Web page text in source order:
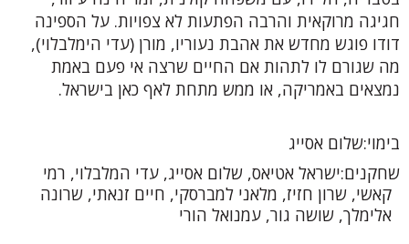
חגיגה מרוקאית והרבה הפתעות לא צפויות. על הספינה
דודו פוגש מחדש את אהבת נעוריו, מורן (עדי הימלבלוי),
מה שגורם לו לתהות אם החיים שרצה אי פעם באמת
נמצאים באמריקה, או ממש מתחת לאף כאן בישראל.
בימוי שלום אסייג
שחקנים ישראל אטיאס, שלום אסייג, עדי המלבלוי, רמי
קאשי, שרון חזיז, מלאני למברסקי, חיים זנאתי, שרונה
אלימלך, שושה גור, עמנואל הורי